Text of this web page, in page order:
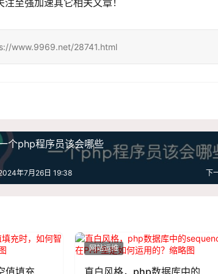
至强加速其它相关文章！
www.9969.net/28741.html
个php程序员该会哪些
下
年7月26日 19:38
网站运维